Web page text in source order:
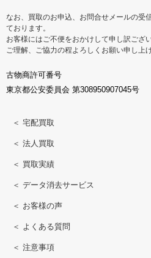
なお、買取のお申込、お問合せメールの受
ております。
お客様にはご不便をおかけして申し訳ござ
ご理解、ご協力の程よろしくお願い申し上げ
古物商許可番号
東京都公安委員会 第308950907045号
＜ 宅配買取
＜ 法人買取
＜ 買取実績
＜ データ消去サービス
＜ お客様の声
＜ よくある質問
＜ 注意事項